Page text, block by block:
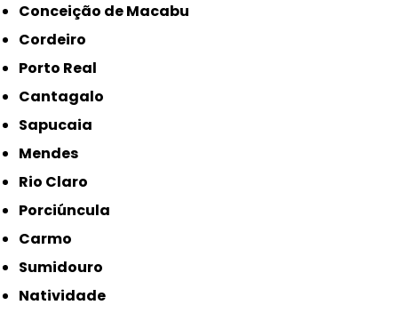
Conceição de Macabu
Cordeiro
Porto Real
Cantagalo
Sapucaia
Mendes
Rio Claro
Porciúncula
Carmo
Sumidouro
Natividade